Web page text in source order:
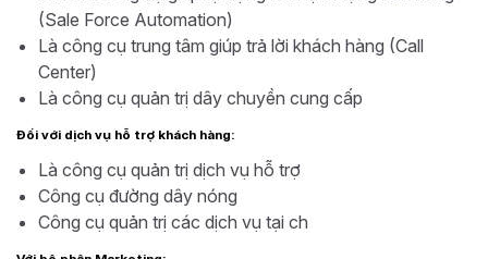
(Sale Force Automation)
Là công cụ trung tâm giúp trả lời khách hàng (Call
Center)
Là công cụ quản trị dây chuyền cung cấp
Đối với dịch vụ hỗ trợ khách hàng:
Là công cụ quản trị dịch vụ hỗ trợ
Công cụ đường dây nóng
Công cụ quản trị các dịch vụ tại ch